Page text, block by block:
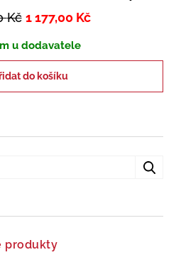
Kč 1 177,00 Kč
u dodavatele
do košíku
produkty